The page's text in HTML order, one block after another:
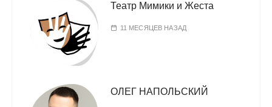
Театр Мимики и Жеста
11 МЕСЯЦЕВ НАЗАД
ОЛЕГ НАПОЛЬСКИЙ